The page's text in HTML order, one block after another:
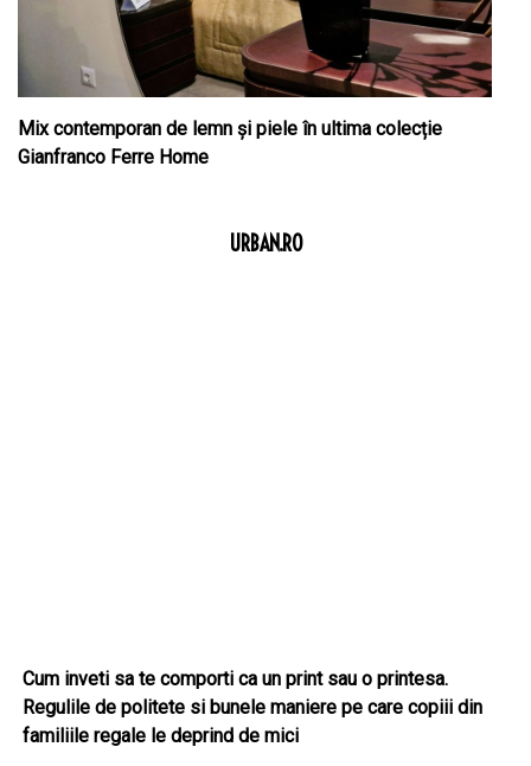
Mix contemporan de lemn şi piele în ultima colecție
Gianfranco Ferre Home
URBAN.RO
Cum inveti sa te comporti ca un print sau o printesa.
Regulile de politete si bunele maniere pe care copiii din
familiile regale le deprind de mici